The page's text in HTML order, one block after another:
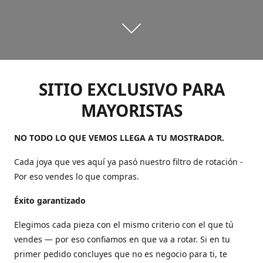
SITIO EXCLUSIVO PARA
MAYORISTAS
NO TODO LO QUE VEMOS LLEGA A TU MOSTRADOR.
Cada joya que ves aquí ya pasó nuestro filtro de rotación -
Por eso vendes lo que compras.
Éxito garantizado
Elegimos cada pieza con el mismo criterio con el que tú
vendes — por eso confiamos en que va a rotar. Si en tu
primer pedido concluyes que no es negocio para ti, te